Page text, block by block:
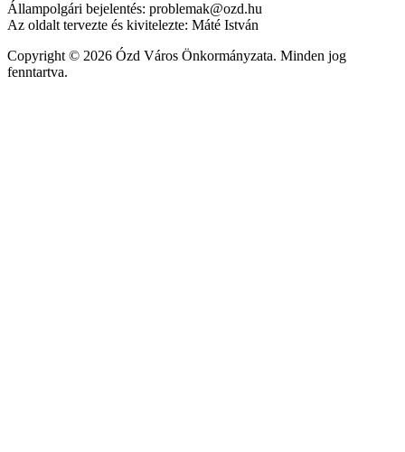
Állampolgári bejelentés: problemak@ozd.hu
Az oldalt tervezte és kivitelezte: Máté István
Copyright © 2026 Ózd Város Önkormányzata. Minden jog
fenntartva.